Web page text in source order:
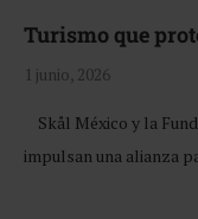
Turismo que
1 junio, 2026
Skål México y la
impulsan una alianza